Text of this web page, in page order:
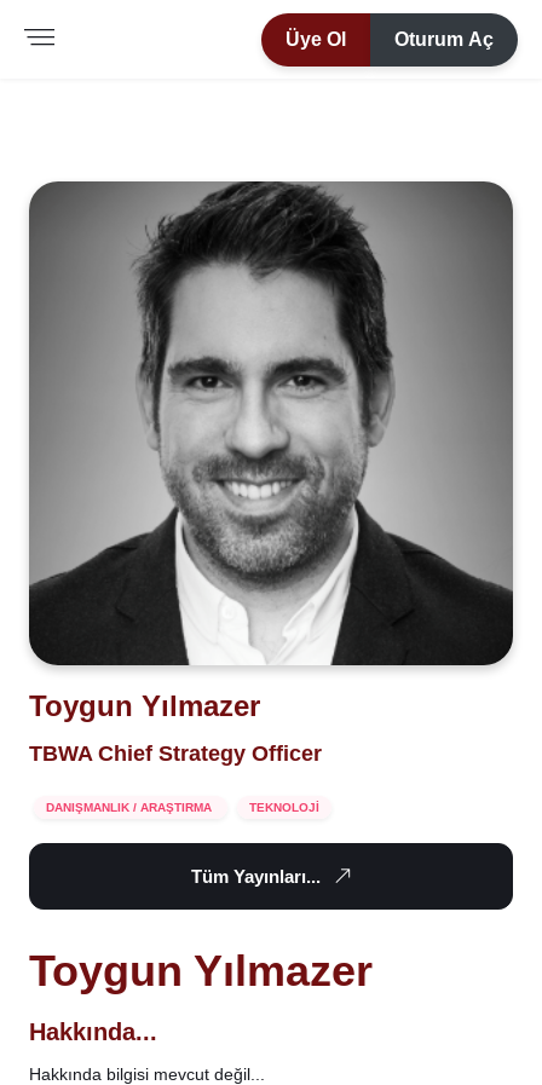
Üye Ol Oturum Aç
Toygun Yılmazer
TBWA Chief Strategy Officer
DANIŞMANLIK / ARAŞTIRMA TEKNOLOJİ
Tüm Yayınları...
Toygun Yılmazer
Hakkında...
Hakkında bilgisi mevcut değil...